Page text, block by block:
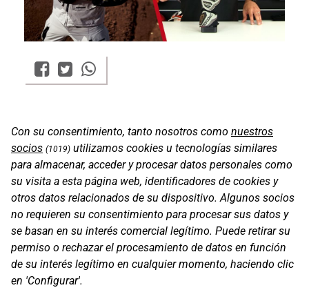
Con su consentimiento, tanto nosotros como nuestros
socios (1019) utilizamos cookies u tecnologías similares
para almacenar, acceder y procesar datos personales como
su visita a esta página web, identificadores de cookies y
otros datos relacionados de su dispositivo. Algunos socios
no requieren su consentimiento para procesar sus datos y
se basan en su interés comercial legítimo. Puede retirar su
permiso o rechazar el procesamiento de datos en función
de su interés legítimo en cualquier momento, haciendo clic
en 'Configurar'.